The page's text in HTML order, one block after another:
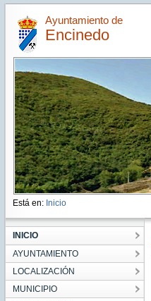
Ayuntamiento de
Encinedo
Está en: Inicio
INICIO
AYUNTAMIENTO
LOCALIZACIÓN
MUNICIPIO